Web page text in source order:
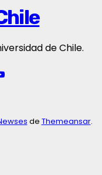
de Chile.
de Themeansar.